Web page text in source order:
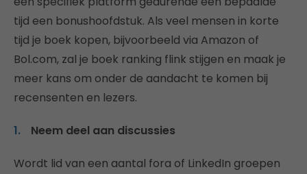
tijd een bonushoofdstuk. Als veel mensen in korte
tijd je boek kopen, bijvoorbeeld via Amazon of
Bol.com, zal je boek ranking flink stijgen en maak je
meer kans om onder de aandacht te komen bij
recensenten en lezers.
Neem deel aan discussies
Wordt lid van een aantal fora of LinkedIn groepen